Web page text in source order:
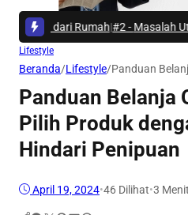
Rumah |#2 -Masalah Utama
Lifestyle
Beranda/Lifestyle/Panduan
Panduan Belanja
Pilih Produk
Hindari Penipuan
April 19, 2024•46 Dilihat•3